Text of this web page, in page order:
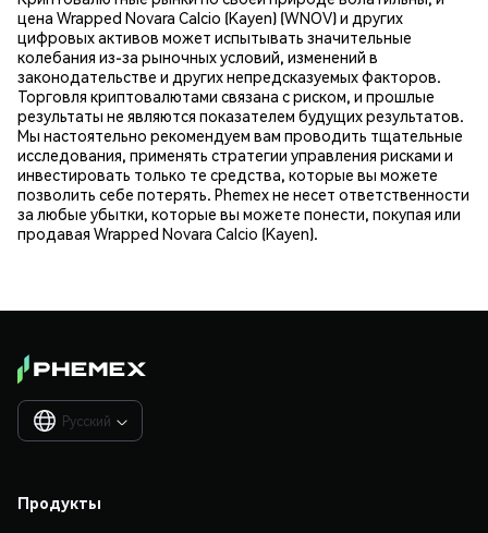
цена Wrapped Novara Calcio (Kayen) (WNOV) и других
цифровых активов может испытывать значительные
колебания из-за рыночных условий, изменений в
законодательстве и других непредсказуемых факторов.
Торговля криптовалютами связана с риском, и прошлые
результаты не являются показателем будущих результатов.
Мы настоятельно рекомендуем вам проводить тщательные
исследования, применять стратегии управления рисками и
инвестировать только те средства, которые вы можете
позволить себе потерять. Phemex не несет ответственности
за любые убытки, которые вы можете понести, покупая или
продавая Wrapped Novara Calcio (Kayen).
Русский 
Продукты